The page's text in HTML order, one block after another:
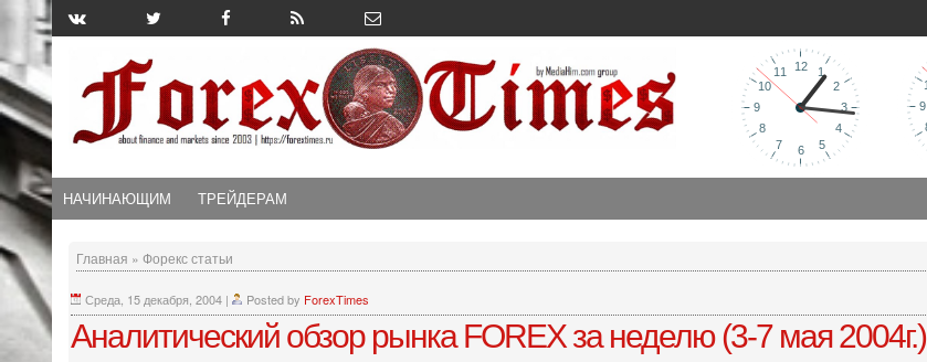
НАЧИНАЮЩИМ ТРЕЙДЕРАМ
Главная » Форекс статьи
Среда, 15 декабря, 2004 | Posted by ForexTimes
Аналитический обзор рынка FOREX за неделю (3-7 мая 2004г.)